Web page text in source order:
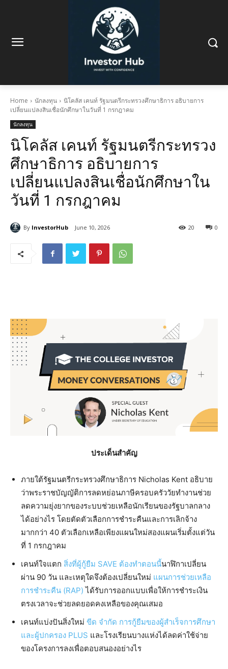
Home นักลงทุน
นิโคลัส เคนท์ รัฐมนตรีกระทรวงศึกษาธิการ อธิบายการ
เปลี่ยนแปลงสินเชื่อนักศึกษาในวันที่ 1 กรกฎาคม
นักลงทุน
นิโคลัส เคนท์ รัฐมนตรีกระทรวง
ศึกษาธิการ อธิบายการ
เปลี่ยนแปลงสินเชื่อนักศึกษาใน
วันที่ 1 กรกฎาคม
By InvestorHub June 10, 2026 0
20
ประเด็นสำคัญ
ภายใต้รัฐมนตรีกระทรวงศึกษาธิการ Nicholas Kent อธิบาย
ว่าพระราชบัญญัติการลดหย่อนภาษีครอบครัววัยทำงานช่วย
ลดความยุ่งยากของระบบช่วยเหลือนักเรียนของรัฐบาลกลาง
ได้อย่างไร โดยตัดตัวเลือกการชำระคืนและการเลิกจ้าง
มากกว่า 40 ตัวเลือกเหลือเพียงแผนใหม่สองแผนเริ่มตั้งแต่วัน
ที่ 1 กรกฎาคม
เคนท์ใจแตก สิ่งที่ผู้กู้ยืม SAVE ต้องทำตอนนี้นาฬิกาเปลี่ยน
ผ่าน 90 วัน และเหตุใดจึงต้องเปลี่ยนใหม่ แผนการช่วยเหลือ
การชำระคืน (RAP) ได้รับการออกแบบเพื่อให้การชำระเงิน
ตรงเวลาจะช่วยลดยอดคงเหลือของคุณเสมอ
เคนท์แบ่งปันสิ่งใหม่ ขีด จำกัด การกู้ยืมของผู้สำเร็จการศึกษา
และผู้ปกครอง PLUS และโรงเรียนบางแห่งได้ลดค่าใช้จ่าย
ของโครงการลงเพื่อตอบสนองอย่างไร